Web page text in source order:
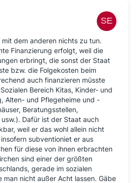
öffentlichen Rechtes soweit sie
Anderen
sind auf ihren Antrag
gewähren, wenn sie durch ihre
Zahl ihrer Mitglieder die
bieten. Schließen sich mehrere
rechtliche Religionsgesellschaften
zusammen, so ist auch dieser
rechtliche Körperschaft.
welche
öffentlichen Rechtes sind, sind
der bürgerlichen Steuerlisten
landesrechtlichen Bestimmungen
mit dem anderen nichts zu tun.
Finanzierung erfolgt, weil die
erbringt, die sonst der Staat
bzw. die Folgekosten beim
auch finanzieren müsste
Bereich Kitas, Kinder- und
Alten- und Pflegeheime und -
Beratungsstellen,
Dafür ist der Staat auch
weil er das wohl allein nicht
subventioniet er aus
für diese von ihnen erbrachten
sind einer der größten
gerade im sozialen
man nicht außer Acht lassen. Gäbe